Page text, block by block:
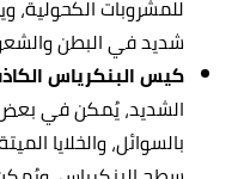
للمشروبات الكحولية،
شديد في البطن
كيس البنكرياس
الشديد، يُمكن في
بالسوائل، والخلايا